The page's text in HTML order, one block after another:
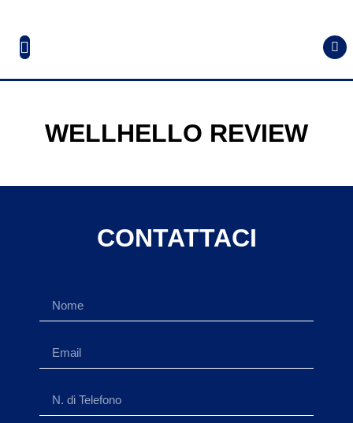
WELLHELLO REVIEW
CONTATTACI